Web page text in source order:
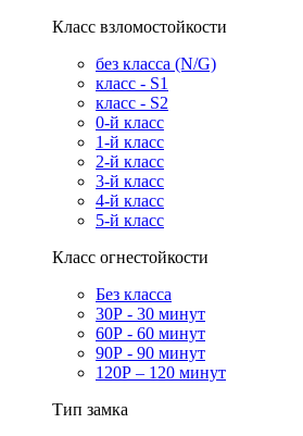
Класс взломостойкости
без класса (N/G)
класс - S1
класс - S2
0-й класс
1-й класс
2-й класс
3-й класс
4-й класс
5-й класс
Класс огнестойкости
Без класса
30Р - 30 минут
60Р - 60 минут
90Р - 90 минут
120Р – 120 минут
Тип замка